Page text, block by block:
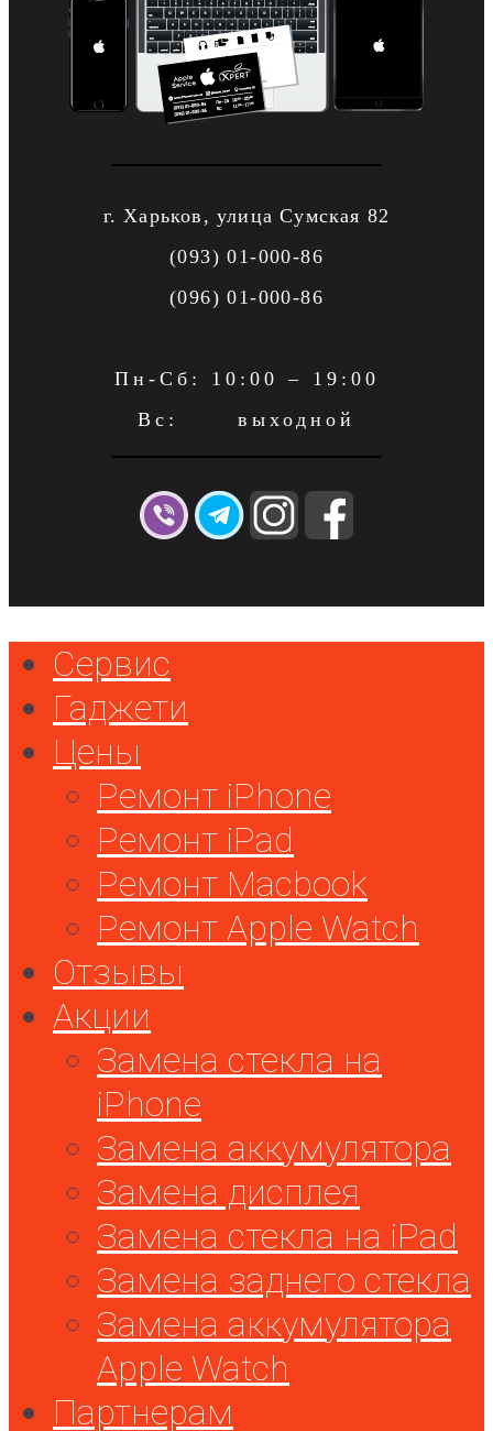
г. Харьков, улица Сумская 82
(093) 01-000-86
(096) 01-000-86
Пн-Сб: 10:00 – 19:00
Вс: выходной
Сервис
Гаджети
Цены
Ремонт iPhone
Ремонт iPad
Ремонт Macbook
Ремонт Apple Watch
Отзывы
Акции
Замена стекла на
iPhone
Замена аккумулятора
Замена дисплея
Замена стекла на iPad
Замена заднего стекла
Замена аккумулятора
Apple Watch
Партнерам